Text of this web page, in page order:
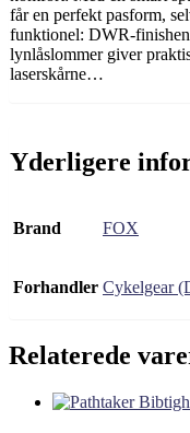
får en perfekt pasform,
funktionel: DWR-
lynlåslommer giver
laserskårne…
Yderligere
Brand FOX
Forhandler Cykelgear
Relaterede